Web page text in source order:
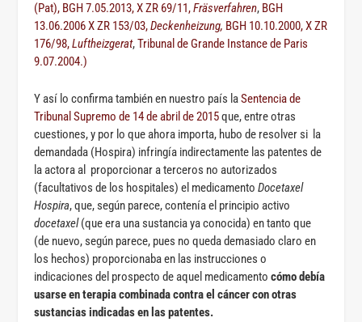
(Pat), BGH 7.05.2013, X ZR 69/11,Fräsverfahren, BGH
13.06.2006 X ZR 153/03,Deckenheizung, BGH 10.10.2000, X ZR
176/98,Luftheizgerat,Tribunal de Grande Instance de Paris
9.07.2004.)
Y así lo confirma también en nuestro país laSentencia de
Tribunal Supremo de 14 de abril de 2015que, entre otras
cuestiones, y por lo que ahora importa, hubo de resolver si la
demandada (Hospira) infringía indirectamente las patentes de
la actora al proporcionar a terceros no autorizados
(facultativos de los hospitales) el medicamentoDocetaxel
Hospira, que, según parece, contenía el principio activo
docetaxel(que era una sustancia ya conocida) en tanto que
(de nuevo, según parece, pues no queda demasiado claro en
los hechos) proporcionaba en las instrucciones o
indicaciones del prospecto de aquel medicamentocómo debía
usarse en terapia combinada contra el cáncer con otras
sustancias indicadas en las patentes.